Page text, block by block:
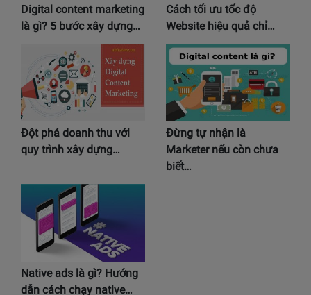
Digital content marketing
là gì? 5 bước xây dựng…
Cách tối ưu tốc độ
Website hiệu quả chỉ…
Đột phá doanh thu với
quy trình xây dựng…
Đừng tự nhận là
Marketer nếu còn chưa
biết…
Native ads là gì? Hướng
dẫn cách chạy native…